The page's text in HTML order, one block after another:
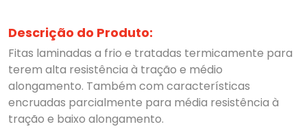
Descrição do Produto:
Fitas laminadas a frio e tratadas termicamente para
terem alta resistência à tração e médio
alongamento. Também com características
encruadas parcialmente para média resistência à
tração e baixo alongamento.